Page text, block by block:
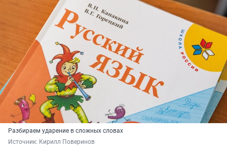
Разбираем ударение в сложных словах
Источник: Кирилл Поверинов